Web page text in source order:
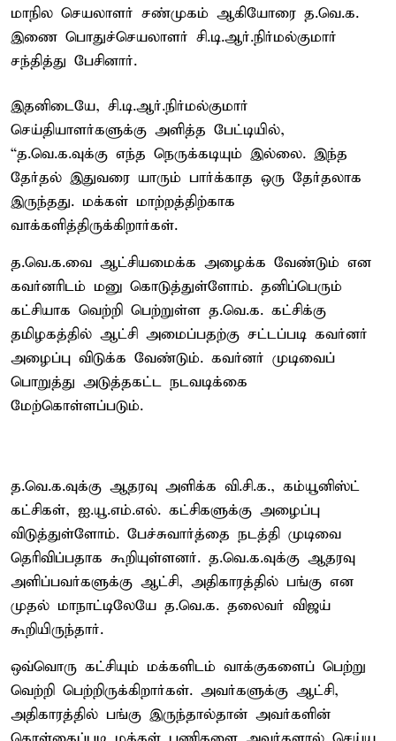
மாநில செயலாளர் சண்முகம் ஆகியோரை த.வெ.க.
இணை பொதுச்செயலாளர் சி.டி.ஆர்.நிர்மல்குமார்
சந்தித்து பேசினார்.
இதனிடையே, சி.டி.ஆர்.நிர்மல்குமார்
செய்தியாளர்களுக்கு அளித்த பேட்டியில்,
“த.வெ.க.வுக்கு எந்த நெருக்கடியும் இல்லை. இந்த
தேர்தல் இதுவரை யாரும் பார்க்காத ஒரு தேர்தலாக
இருந்தது. மக்கள் மாற்றத்திற்காக
வாக்களித்திருக்கிறார்கள்.
த.வெ.க.வை ஆட்சியமைக்க அழைக்க வேண்டும் என
கவர்னரிடம் மனு கொடுத்துள்ளோம். தனிப்பெரும்
கட்சியாக வெற்றி பெற்றுள்ள த.வெ.க. கட்சிக்கு
தமிழகத்தில் ஆட்சி அமைப்பதற்கு சட்டப்படி கவர்னர்
அழைப்பு விடுக்க வேண்டும். கவர்னர் முடிவைப்
பொறுத்து அடுத்தகட்ட நடவடிக்கை
மேற்கொள்ளப்படும்.
த.வெ.க.வுக்கு ஆதரவு அளிக்க வி.சி.க., கம்யூனிஸ்ட்
கட்சிகள், ஐ.யூ.எம்.எல். கட்சிகளுக்கு அழைப்பு
விடுத்துள்ளோம். பேச்சுவார்த்தை நடத்தி முடிவை
தெரிவிப்பதாக கூறியுள்ளனர். த.வெ.க.வுக்கு ஆதரவு
அளிப்பவர்களுக்கு ஆட்சி, அதிகாரத்தில் பங்கு என
முதல் மாநாட்டிலேயே த.வெ.க. தலைவர் விஜய்
கூறியிருந்தார்.
ஒவ்வொரு கட்சியும் மக்களிடம் வாக்குகளைப் பெற்று
வெற்றி பெற்றிருக்கிறார்கள். அவர்களுக்கு ஆட்சி,
அதிகாரத்தில் பங்கு இருந்தால்தான் அவர்களின்